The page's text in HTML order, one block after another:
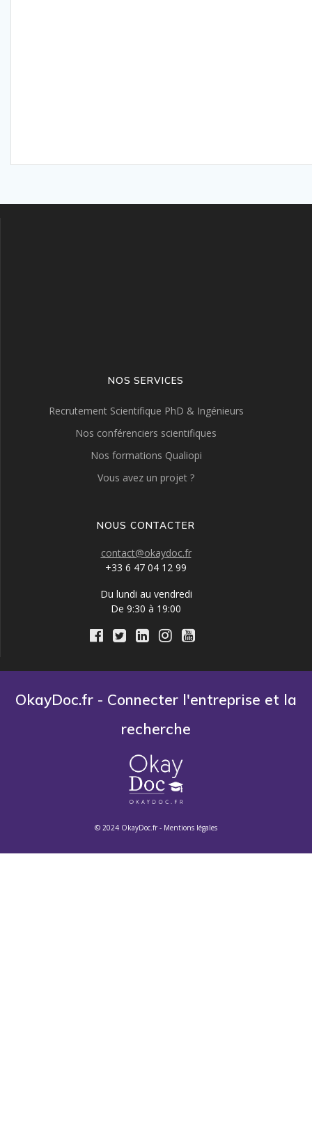
NOS SERVICES
Recrutement Scientifique PhD & Ingénieurs
Nos conférenciers scientifiques
Nos formations Qualiopi
Vous avez un projet ?
NOUS CONTACTER
contact@okaydoc.fr
+33 6 47 04 12 99
Du lundi au vendredi
De 9:30 à 19:00
OkayDoc.fr - Connecter l'entreprise et la
recherche
© 2024 OkayDoc.fr - Mentions légales